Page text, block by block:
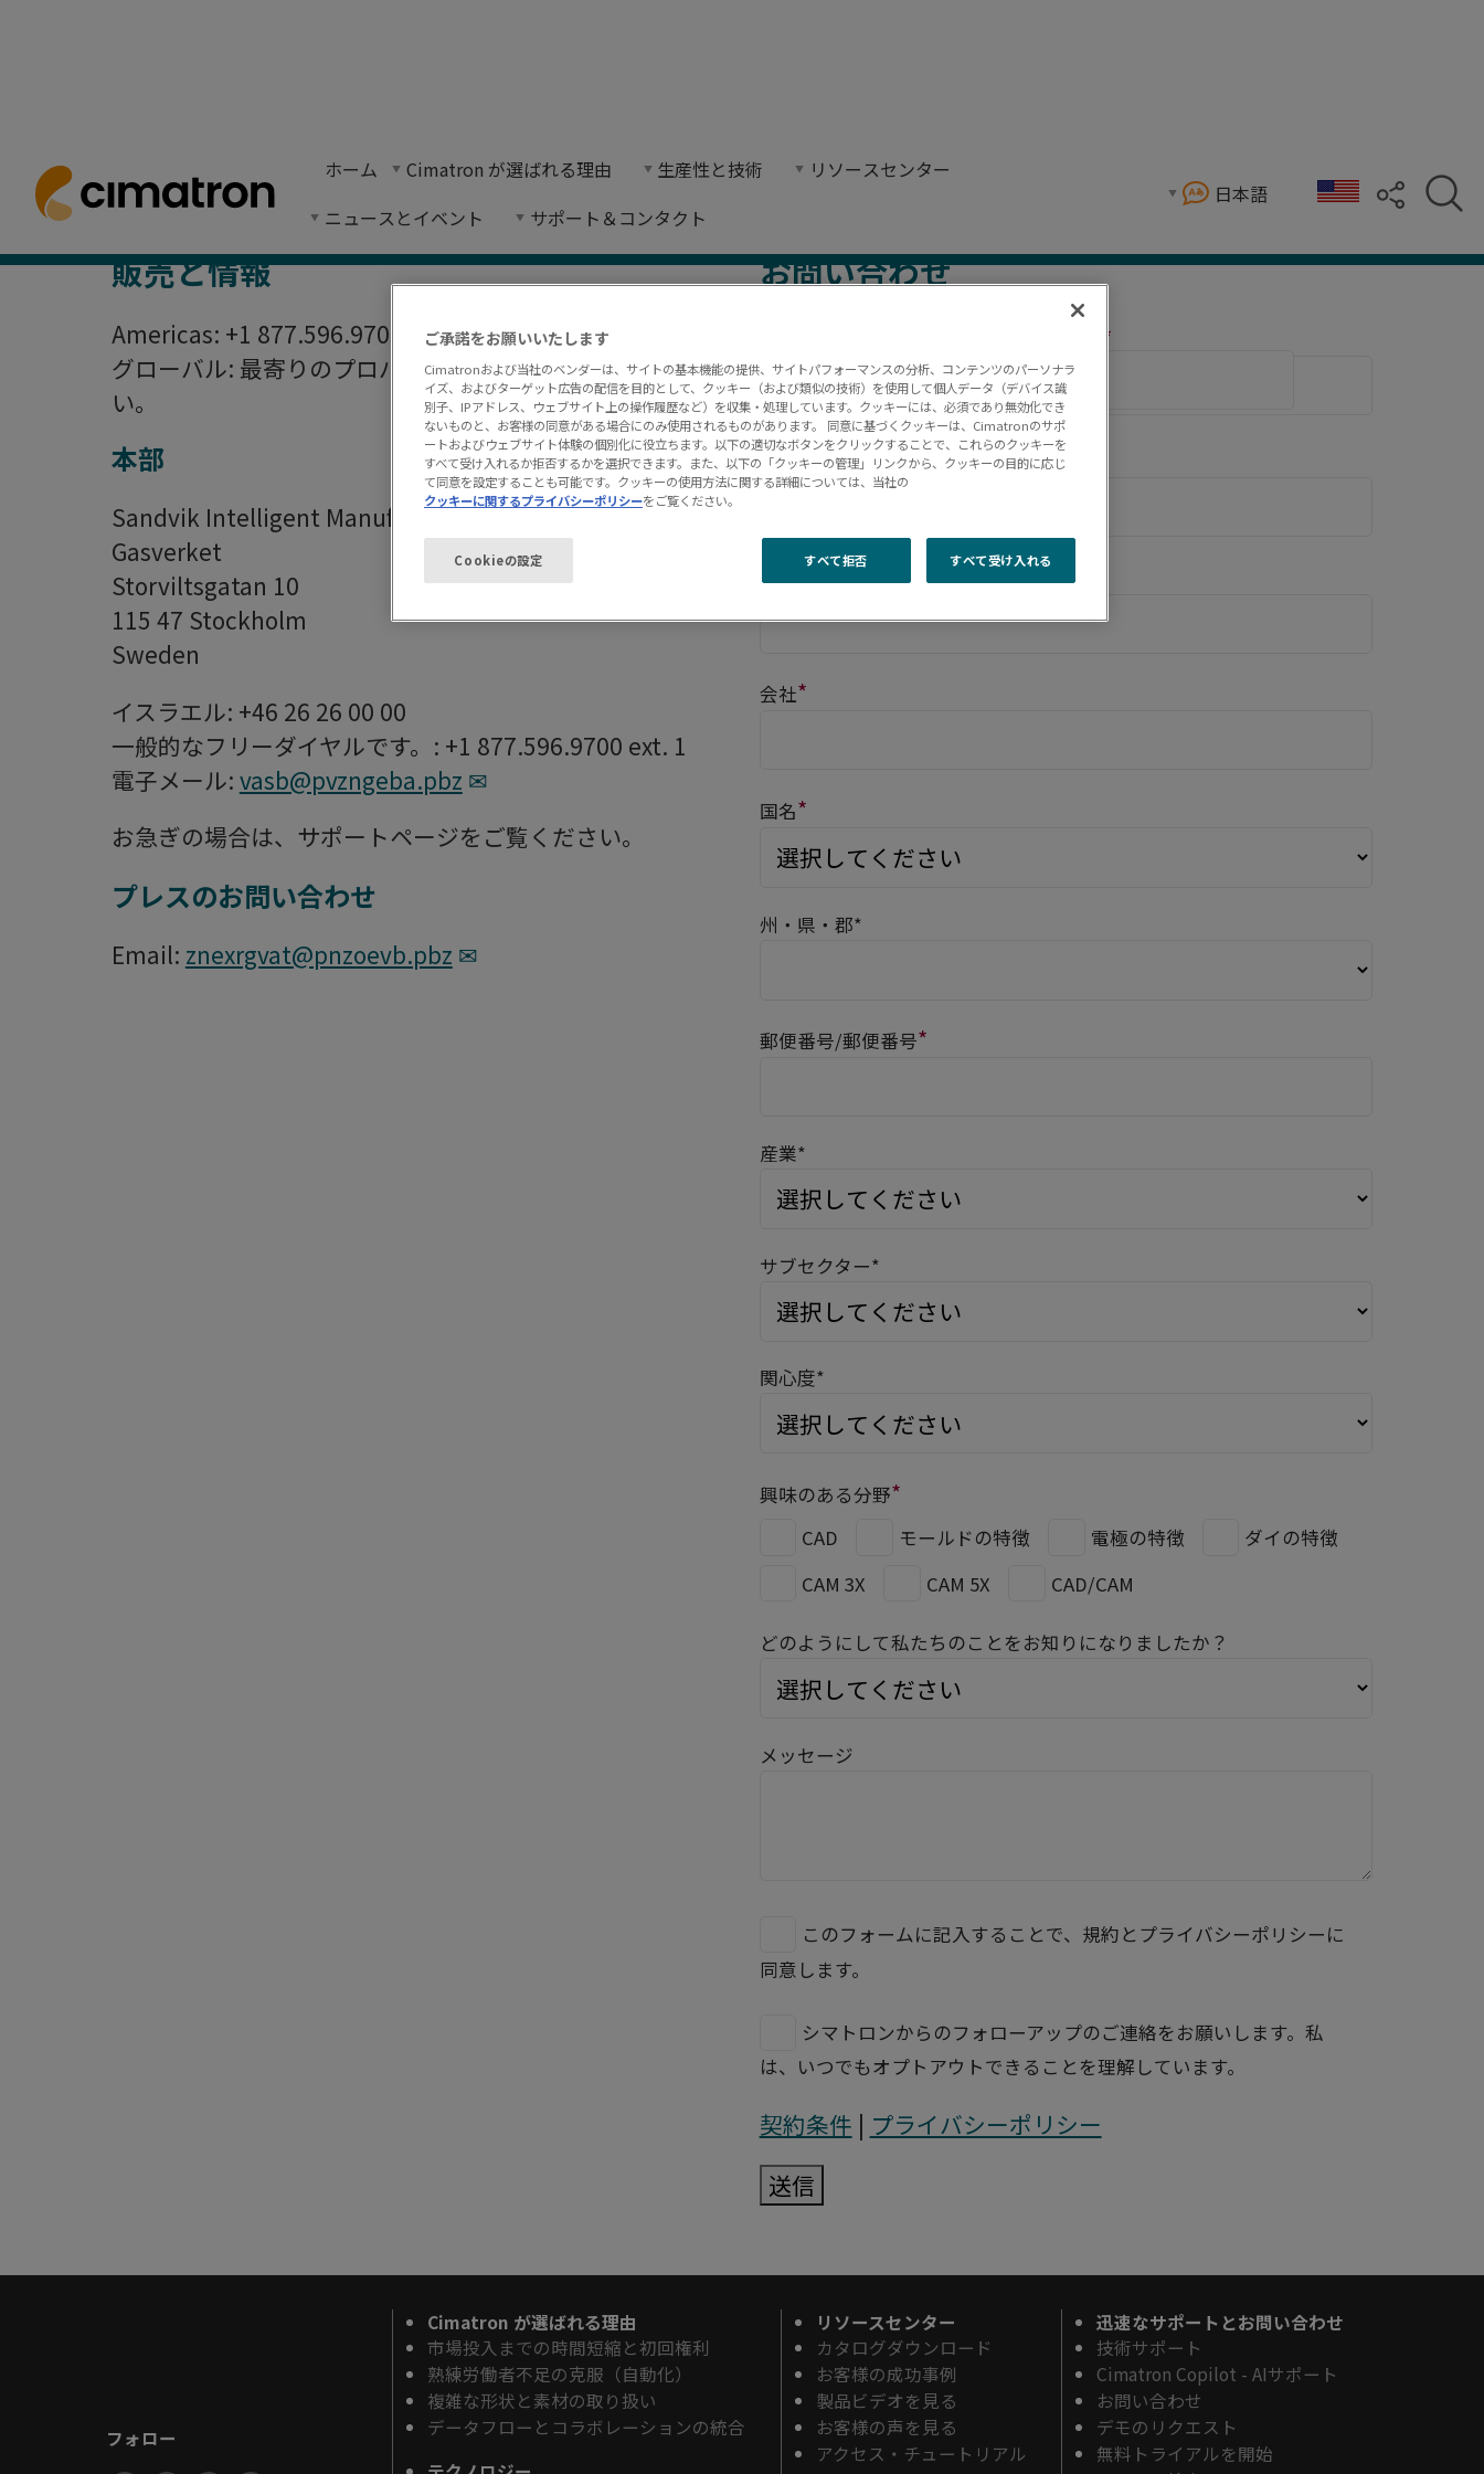
ホーム Cimatron が選ばれる理由 生産性と技術
リソースセンター
ニュースとイベント
サポート＆コンタクト
日本語
ホーム > サポート＆コンタクト > お問い合わせ
シマトロンへのお問い合わせ。連絡先住所、電話番号、またはお問い合わせフォームをご利用ください。
Cimatronに連絡する
販売と情報
Americas: +1 877.596.9700
グローバル: 最寄りのプロバイダーにお問い合わせくださ
い。
本部
Sandvik Intelligent Manufacturing
Gasverket
Storviltsgatan 10
115 47 Stockholm
Sweden
イスラエル: +46 26 26 00 00
一般的なフリーダイヤルです。: +1 877.596.9700 ext. 1
電子メール: vasb@pvzngeba.pbz
お急ぎの場合は、サポートページをご覧ください。
プレスのお問い合わせ
Email: znexrgvat@pnzoevb.pbz
お問い合わせ
*
メール*
電話*
会社*
国名*
州・県・郡*
郵便番号/郵便番号*
産業*
サブセクター*
関心度*
興味のある分野*
CAD モールドの特徴 電極の特徴
ダイの特徴
CAM 3X
CAM 5X CAD/CAM
どのようにして私たちのことをお知りになりましたか？
メッセージ
このフォームに記入することで、規約とプライバシーポリシーに
同意します。
シマトロンからのフォローアップのご連絡をお願いします。私
は、いつでもオプトアウトできることを理解しています。
契約条件 | プライバシーポリシー
送信
フォロー
Cimatron が選ばれる理由
市場投入までの時間短縮と初回権利
熟練労働者不足の克服（自動化）
複雑な形状と素材の取り扱い
データフローとコラボレーションの統合
リソースセンター
カタログダウンロード
お客様の成功事例
製品ビデオを見る
お客様の声を見る
アクセス・チュートリアル
迅速なサポートとお問い合わせ
技術サポート
Cimatron Copilot - AIサポート
お問い合わせ
デモのリクエスト
無料トライアルを開始
ご承諾をお願いいたします
Cimatronおよび当社のベンダーは、サイトの基本機能の提供、サイトパフォーマンスの分析、コンテンツのパーソナラ
イズ、およびターゲット広告の配信を目的として、クッキー（および類似の技術）を使用して個人データ（デバイス識
別子、IPアドレス、ウェブサイト上の操作履歴など）を収集・処理しています。クッキーには、必須であり無効化でき
ないものと、お客様の同意がある場合にのみ使用されるものがあります。 同意に基づくクッキーは、Cimatronのサポ
ートおよびウェブサイト体験の個別化に役立ちます。以下の適切なボタンをクリックすることで、これらのクッキーを
すべて受け入れるか拒否するかを選択できます。また、以下の「クッキーの管理」リンクから、クッキーの目的に応じ
て同意を設定することも可能です。クッキーの使用方法に関する詳細については、当社の
クッキーに関するプライバシーポリシーをご覧ください。
Cookieの設定 すべて拒否 すべて受け入れる